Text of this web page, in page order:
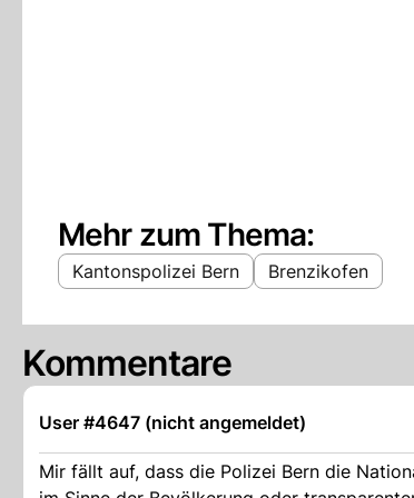
Mehr zum Thema:
Kantonspolizei Bern Brenzikofen
Kommentare
User #4647 (nicht angemeldet)
Mir fällt auf, dass die Polizei Bern die